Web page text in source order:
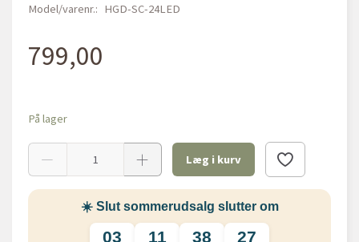
Model/varenr.: HGD-SC-24LED
799,00
På lager
Læg i kurv
☀️ Slut sommerudsalg slutter om
03 11 38 27